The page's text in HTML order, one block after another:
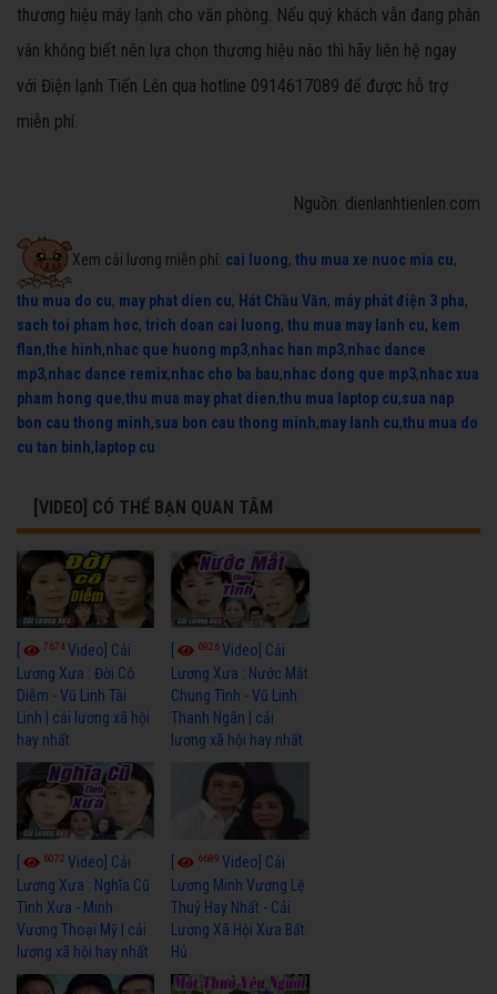
thương hiệu máy lạnh cho văn phòng. Nếu quý khách vẫn đang phân
vân không biết nên lựa chọn thương hiệu nào thì hãy liên hệ ngay
với Điện lạnh Tiến Lên qua hotline 0914617089 để được hỗ trợ
miễn phí.
Nguồn: dienlanhtienlen.com
Xem cải lương miễn phí: cai luong, thu mua xe nuoc mia cu,
thu mua do cu, may phat dien cu, Hát Chầu Văn, máy phát điện 3 pha,
sach toi pham hoc, trich doan cai luong, thu mua may lanh cu, kem
flan,the hinh,nhac que huong mp3,nhac han mp3,nhac dance
mp3,nhac dance remix,nhac cho ba bau,nhac dong que mp3,nhac xua
pham hong que,thu mua may phat dien,thu mua laptop cu,sua nap
bon cau thong minh,sua bon cau thong minh,may lanh cu,thu mua do
cu tan binh, laptop cu
[VIDEO] CÓ THỂ BẠN QUAN TÂM
7674Video] Cải
Lương Xưa : Đời Cô
Diễm - Vũ Linh Tài
Linh | cải lương xã hội
hay nhất
6926Video] Cải
Lương Xưa : Nước Mắt
Chung Tình - Vũ Linh
Thanh Ngân | cải
lương xã hội hay nhất
6072 Video] Cải
Lương Xưa : Nghĩa Cũ
Tình Xưa - Minh
Vương Thoại Mỹ | cải
lương xã hội hay nhất
6689Video] Cải
Lương Minh Vương Lệ
Thuỷ Hay Nhất - Cải
Lương Xã Hội Xưa Bất
Hủ